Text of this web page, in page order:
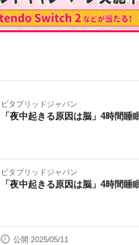
ビタブリッドジャパン
「夜中起きる原因は脳」4時間睡
ビタブリッドジャパン
「夜中起きる原因は脳」4時間睡
公開 2025/05/11